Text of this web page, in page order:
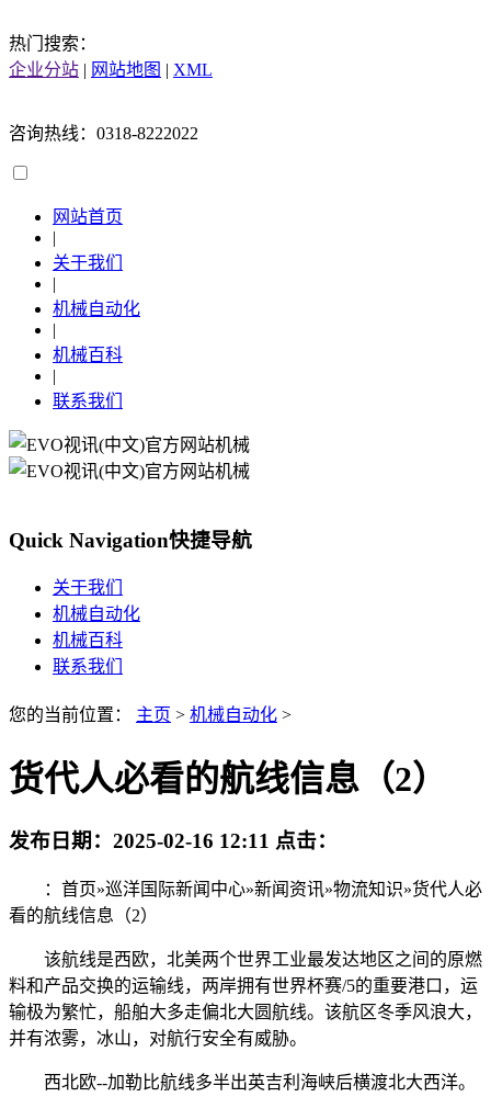
热门搜索：
企业分站 | 网站地图 | XML
咨询热线：0318-8222022
网站首页
|
关于我们
|
机械自动化
|
机械百科
|
联系我们
Quick Navigation快捷导航
关于我们
机械自动化
机械百科
联系我们
您的当前位置： 主页 > 机械自动化 >
货代人必看的航线信息（2）
发布日期： 2025-02-16 12:11 点击：
：首页»巡洋国际新闻中心»新闻资讯»物流知识»货代人必
看的航线信息（2）
该航线是西欧，北美两个世界工业最发达地区之间的原燃
料和产品交换的运输线，两岸拥有世界杯赛/5的重要港口，运
输极为繁忙，船舶大多走偏北大圆航线。该航区冬季风浪大，
并有浓雾，冰山，对航行安全有威胁。
西北欧--加勒比航线多半出英吉利海峡后横渡北大西洋。